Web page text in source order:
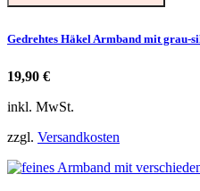
Gedrehtes Häkel Armband mit grau-
19,90 €
inkl. MwSt.
zzgl. Versandkosten